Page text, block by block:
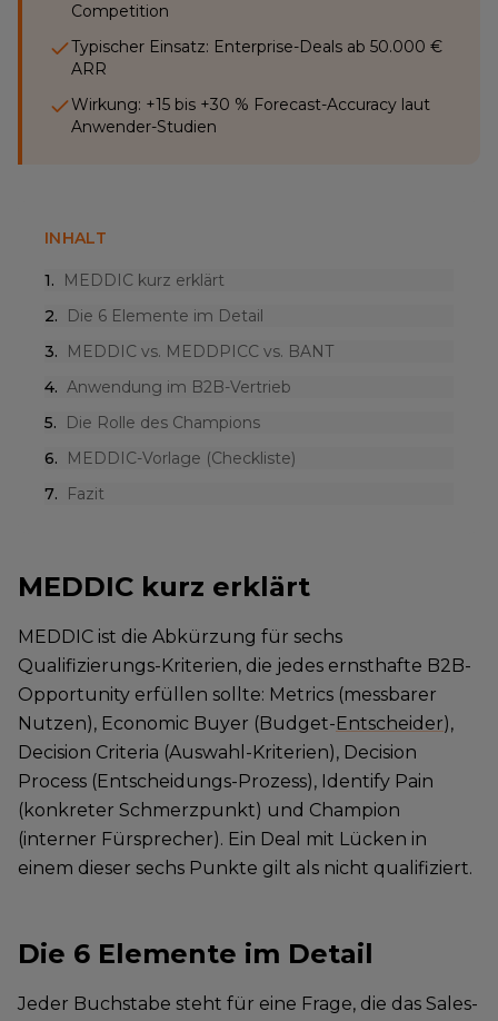
Competition
Typischer Einsatz: Enterprise-Deals ab 50.000 €
ARR
Wirkung: +15 bis +30 % Forecast-Accuracy laut
Anwender-Studien
INHALT
1.
MEDDIC kurz erklärt
2.
Die 6 Elemente im Detail
3.
MEDDIC vs. MEDDPICC vs. BANT
4. Anwendung im B2B-Vertrieb
5.
Die Rolle des Champions
6.
MEDDIC-Vorlage (Checkliste)
7. Fazit
MEDDIC kurz erklärt
MEDDIC ist die Abkürzung für sechs
Qualifizierungs-Kriterien, die jedes ernsthafte B2B-
Opportunity erfüllen sollte: Metrics (messbarer
Nutzen), Economic Buyer (Budget-Entscheider),
Decision Criteria (Auswahl-Kriterien), Decision
Process (Entscheidungs-Prozess), Identify Pain
(konkreter Schmerzpunkt) und Champion
(interner Fürsprecher). Ein Deal mit Lücken in
einem dieser sechs Punkte gilt als nicht qualifiziert.
Die 6 Elemente im Detail
Jeder Buchstabe steht für eine Frage, die das Sales-